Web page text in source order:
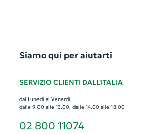
Siamo qui per aiutarti
SERVIZIO CLIENTI DALL'ITALIA
dal Lunedì al Venerdì,
dalle 9.00 alle 13.00, dalle 14.00 alle 18.00
02 800 11074